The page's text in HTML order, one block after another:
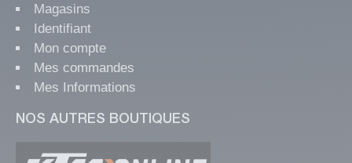
Magasins
Identifiant
Mon compte
Mes commandes
Mes Informations
NOS AUTRES BOUTIQUES